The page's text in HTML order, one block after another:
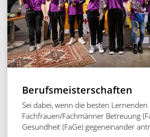
Berufsmeisterschaften
Sei dabei, wenn die besten Lernenden
Fachfrauen/Fachmänner Betreuung
Gesundheit (FaGe) gegeneinander